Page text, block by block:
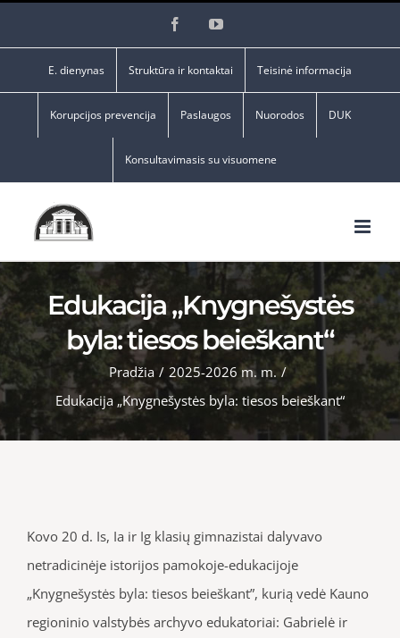
FacebookYouTube
E. dienynas Struktūra ir kontaktai Teisinė informacija
Korupcijos prevencija Paslaugos Nuorodos DUK
Konsultavimasis su visuomene
Edukacija „Knygnešystės
byla: tiesos beieškant“
Pradžia / 2025-2026 m. m. /
Edukacija „Knygnešystės byla: tiesos beieškant“
Kovo 20 d. Is, Ia ir Ig klasių gimnazistai dalyvavo
netradicinėje istorijos pamokoje-edukacijoje
„Knygnešystės byla: tiesos beieškant”, kurią vedė Kauno
regioninio valstybės archyvo edukatoriai: Gabrielė ir